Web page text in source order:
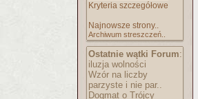
Kryteria szczegółowe
Najnowsze strony..
Archiwum streszczeń..
Ostatnie wątki Forum:
iluzja wolności
Wzór na liczby
parzyste i nie par..
Dogmat o Trójcy